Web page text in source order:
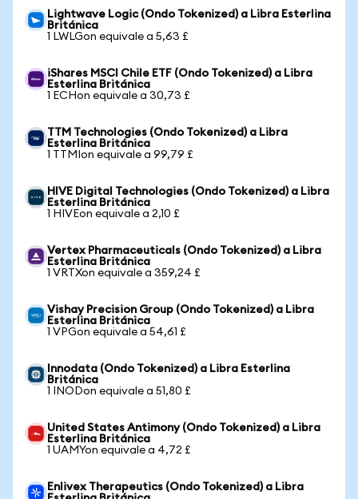
Lightwave Logic (Ondo Tokenized) a Libra Esterlina
Británica
1 LWLGon equivale a 5,63 £
iShares MSCI Chile ETF (Ondo Tokenized) a Libra
Esterlina Británica
1 ECHon equivale a 30,73 £
TTM Technologies (Ondo Tokenized) a Libra
Esterlina Británica
1 TTMIon equivale a 99,79 £
HIVE Digital Technologies (Ondo Tokenized) a Libra
Esterlina Británica
1 HIVEon equivale a 2,10 £
Vertex Pharmaceuticals (Ondo Tokenized) a Libra
Esterlina Británica
1 VRTXon equivale a 359,24 £
Vishay Precision Group (Ondo Tokenized) a Libra
Esterlina Británica
1 VPGon equivale a 54,61 £
Innodata (Ondo Tokenized) a Libra Esterlina
Británica
1 INODon equivale a 51,80 £
United States Antimony (Ondo Tokenized) a Libra
Esterlina Británica
1 UAMYon equivale a 4,72 £
Enlivex Therapeutics (Ondo Tokenized) a Libra